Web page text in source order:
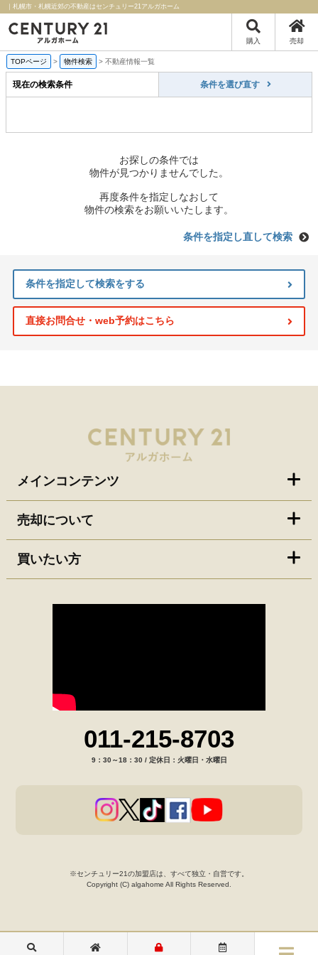
｜札幌市・札幌近郊の不動産はセンチュリー21アルガホーム
購入 売却
TOPページ > 物件検索 > 不動産情報一覧
現在の検索条件 条件を選び直す
お探しの条件では
物件が見つかりませんでした。
再度条件を指定しなおして
物件の検索をお願いいたします。
条件を指定し直して検索
条件を指定して検索をする
直接お問合せ・web予約はこちら
メインコンテンツ
売却について
買いたい方
011-215-8703
9：30～18：30 / 定休日：火曜日・水曜日
※センチュリー21の加盟店は、すべて独立・自営です。
Copyright (C) algahome All Rights Reserved.